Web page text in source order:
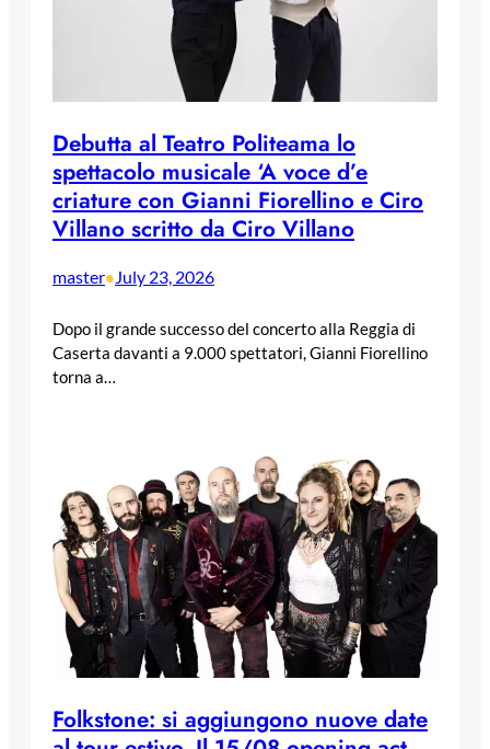
Debutta al Teatro Politeama lo
spettacolo musicale ‘A voce d’e
criature con Gianni Fiorellino e Ciro
Villano scritto da Ciro Villano
master• July 23, 2026
Dopo il grande successo del concerto alla Reggia di
Caserta davanti a 9.000 spettatori, Gianni Fiorellino
torna a…
Folkstone: si aggiungono nuove date